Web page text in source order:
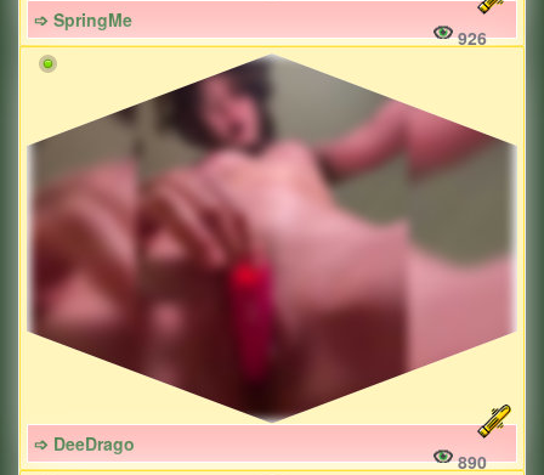
➩ SpringMe
926
➩ DeeDrago
890